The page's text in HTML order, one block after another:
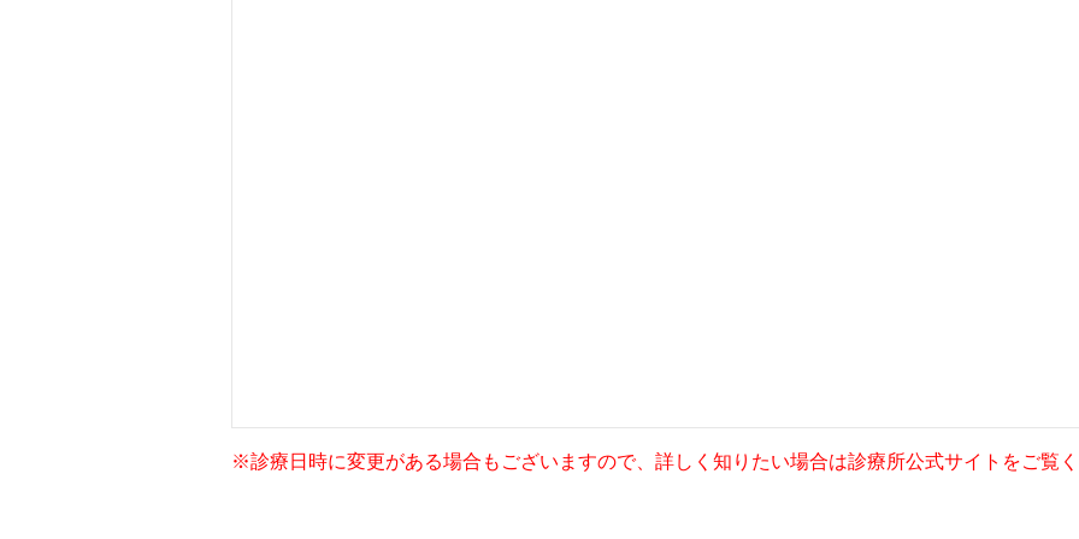
※診療日時に変更がある場合もございますので、詳しく知りたい場合は診療所公式サイトをご覧